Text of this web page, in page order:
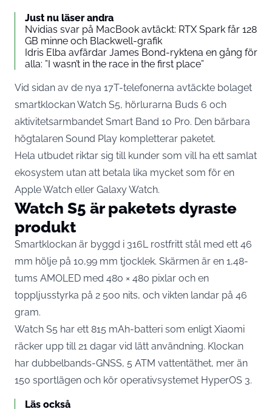
Just nu läser andra
Nvidias svar på MacBook avtäckt: RTX Spark får 128
GB minne och Blackwell-grafik
Idris Elba avfärdar James Bond-ryktena en gång för
alla: ”I wasn’t in the race in the first place”
Vid sidan av de nya 17T-telefonerna avtäckte bolaget
smartklockan Watch S5, hörlurarna Buds 6 och
aktivitetsarmbandet Smart Band 10 Pro. Den bärbara
högtalaren Sound Play kompletterar paketet.
Hela utbudet riktar sig till kunder som vill ha ett samlat
ekosystem utan att betala lika mycket som för en
Apple Watch eller Galaxy Watch.
Watch S5 är paketets dyraste
produkt
Smartklockan är byggd i 316L rostfritt stål med ett 46
mm hölje på 10,99 mm tjocklek. Skärmen är en 1,48-
tums AMOLED med 480 × 480 pixlar och en
toppljusstyrka på 2 500 nits, och vikten landar på 46
gram.
Watch S5 har ett 815 mAh-batteri som enligt Xiaomi
räcker upp till 21 dagar vid lätt användning. Klockan
har dubbelbands-GNSS, 5 ATM vattentäthet, mer än
150 sportlägen och kör operativsystemet HyperOS 3.
Läs också